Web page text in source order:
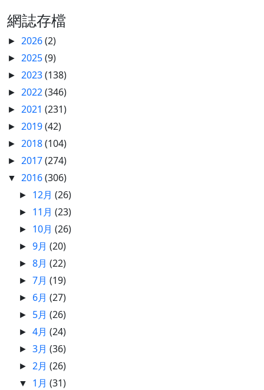
網誌存檔
► 2026(2)
► 2025(9)
► 2023(138)
► 2022(346)
► 2021 (231)
► 2019(42)
► 2018(104)
► 2017(274)
▼ 2016(306)
► 12月(26)
► 11月(23)
► 10月(26)
►9月(20)
►8月(22)
►7月(19)
► 6月(27)
► 5月(26)
►4月(24)
►3月(36)
► 2月(26)
▼ 1月(31)